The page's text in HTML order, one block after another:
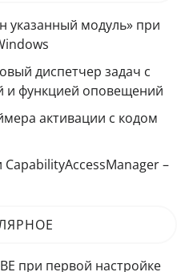
указанный модуль» при
диспетчер задач с
и функцией оповещений
активации с кодом
CapabilityAccessManager –
при первой настройке